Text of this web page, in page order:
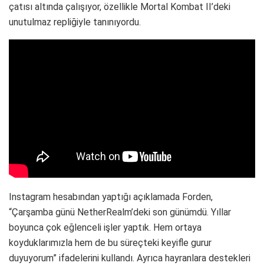
çatısı altında çalışıyor, özellikle Mortal Kombat II’deki
unutulmaz repliğiyle tanınıyordu.
Instagram hesabından yaptığı açıklamada Forden,
“Çarşamba günü NetherRealm’deki son günümdü. Yıllar
boyunca çok eğlenceli işler yaptık. Hem ortaya
koyduklarımızla hem de bu süreçteki keyifle gurur
duyuyorum” ifadelerini kullandı. Ayrıca hayranlara destekleri